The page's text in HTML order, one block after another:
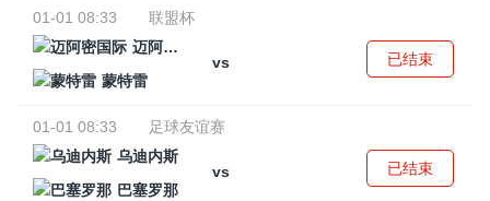
01-01 08:33
联盟杯
迈阿密国际
vs
蒙特雷
已结束
01-01 08:33
足球友谊赛
乌迪内斯
vs
巴塞罗那
已结束